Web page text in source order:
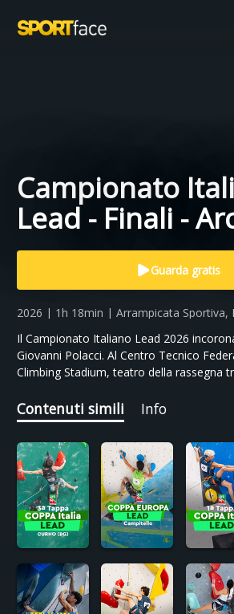
Campionato
Lead - Finali -
Guarda gratis
2026 | 1h 18min | Arrampicata Sportiva,
Il Campionato Italiano Lead 2026
Giovanni Polacci. Al Centro Tecnico
Climbing Stadium, teatro della rassegna
Sportface TV.
Contenuti simili Info